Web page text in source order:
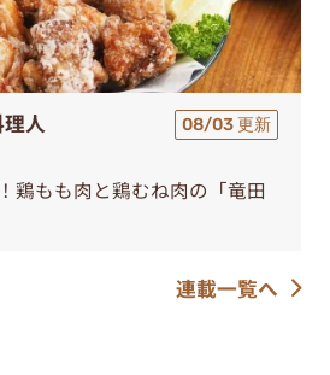
人 08/03 更新
鶏もも肉と鶏むね肉の「竜田
連載一覧へ